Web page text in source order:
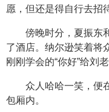
愿，但还是得自行去招
傍晚时分，夏振东
了酒店。纳尔逊笑着将
刚刚学会的“你好”给刘
众人哈哈一笑，便
包厢内。